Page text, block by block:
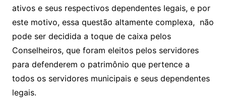
ativos e seus respectivos dependentes legais, e por
este motivo, essa questão altamente complexa, não
pode ser decidida a toque de caixa pelos
Conselheiros, que foram eleitos pelos servidores
para defenderem o patrimônio que pertence a
todos os servidores municipais e seus dependentes
legais.